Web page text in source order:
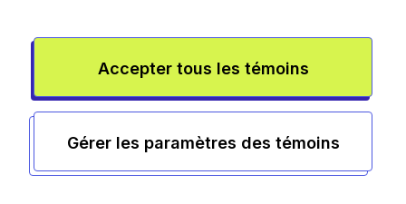
Gérer les paramètres des témoins
Accepter tous les témoins